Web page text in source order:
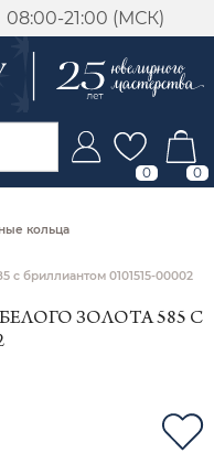
08:00-21:00 (МСК)
0 0
кольца
с бриллиантом 0101515-00002
ЗОЛОТА 585 С